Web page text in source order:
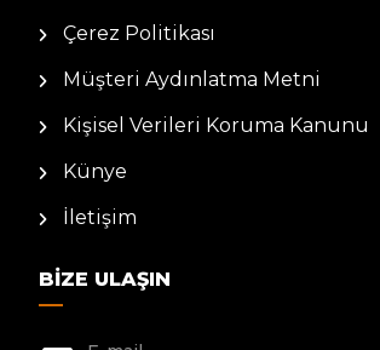
Çerez Politikası
Müşteri Aydınlatma Metni
Kişisel Verileri Koruma Kanunu
Künye
İletişim
BIZE ULAŞIN